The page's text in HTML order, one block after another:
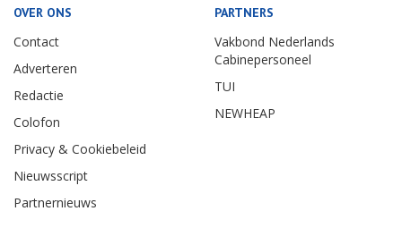
OVER ONS
Contact
Adverteren
Redactie
Colofon
Privacy & Cookiebeleid
Nieuwsscript
Partnernieuws
PARTNERS
Vakbond Nederlands
Cabinepersoneel
TUI
NEWHEAP